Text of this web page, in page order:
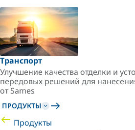
Транспорт
Улучшение качества отделки и
передовых решений для
от Sames
ПРОДУКТЫ
Продукты